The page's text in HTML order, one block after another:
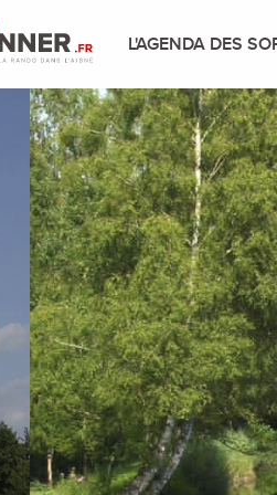
L'AGENDA DES